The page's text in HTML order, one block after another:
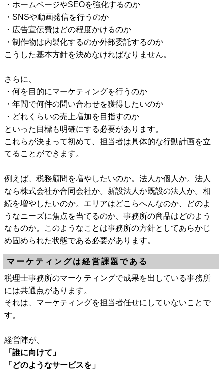
・ホームページやSEOを強化するのか
・SNSや動画発信を行うのか
・広告宣伝費はどの程度かけるのか
・制作物は内製化するのか外部委託するのか
こうした基本方針を決めなければなりません。
さらに、
・何を目的にマーケティングを行うのか
・年間で何件の問い合わせを獲得したいのか
・どれくらいの売上増加を目指すのか
といった目標も明確にする必要があります。
これらが決まって初めて、担当者は具体的な行動計画を立
てることができます。
例えば、税務顧問を増やしたいのか。法人か個人か。法人
なら株式会社か合同会社か。新設法人か既設の法人か。相
続を増やしたいのか。エリアはどこらへんなのか、どのよ
うなニーズに焦点を当てるのか、事務所の商品はどのよう
なものか。このようなことは事務所の方針としてあらかじ
め固められた状態である必要があります。
マーケティングは経営課題である
税理士事務所のマーケティングで成果を出している事務所
には共通点があります。
それは、マーケティングを担当者任せにしていないことで
す。
経営陣が、
「誰に向けて」
「どのようなサービスを」